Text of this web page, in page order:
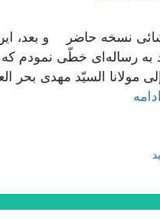
نسخه حاضر و بعد،
به رساله‌اى خطّى نمودم
مولانا السیّد مهدى بحر
ادامه